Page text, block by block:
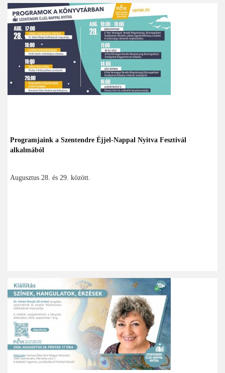
Programjaink a Szentendre Éjjel-Nappal Nyitva Fesztivál
alkalmából
Augusztus 28. és 29. között.